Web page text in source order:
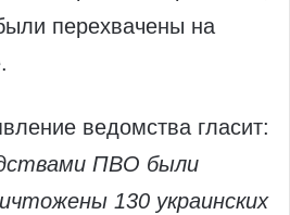
перехвачены на
ведомства гласит:
ПВО были
130 украинских